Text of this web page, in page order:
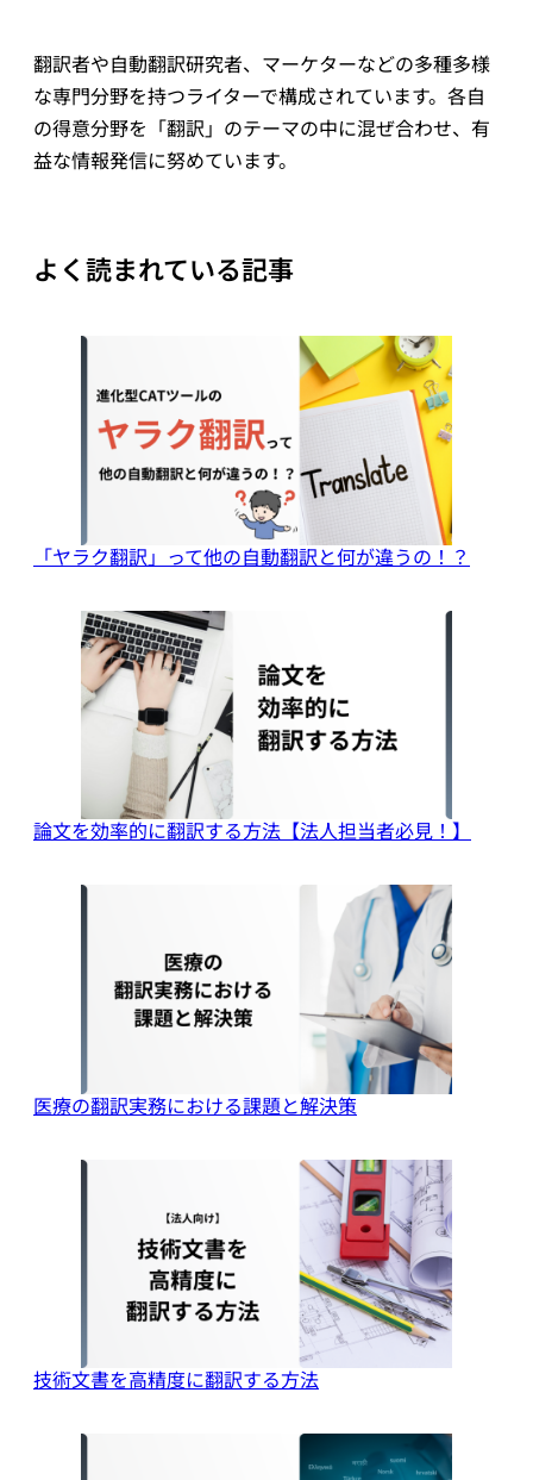
翻訳者や自動翻訳研究者、マーケターなどの多種多様
な専門分野を持つライターで構成されています。各自
の得意分野を「翻訳」のテーマの中に混ぜ合わせ、有
益な情報発信に努めています。
よく読まれている記事
「ヤラク翻訳」って他の自動翻訳と何が違うの！？
論文を効率的に翻訳する方法【法人担当者必見！】
医療の翻訳実務における課題と解決策
技術文書を高精度に翻訳する方法